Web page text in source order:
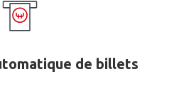
de billets